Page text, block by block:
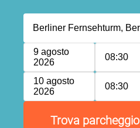
9 agosto
2026
08:30
10 agosto
2026
08:30
Trova parcheggio